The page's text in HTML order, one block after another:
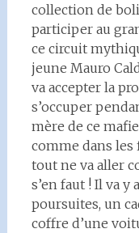
collection de
participer au
ce circuit
jeune Mauro
va accepter la
s’occuper
mère de ce
comme dans
tout ne va aller
s’en faut ! Il va y
poursuites, un
coffre d’une